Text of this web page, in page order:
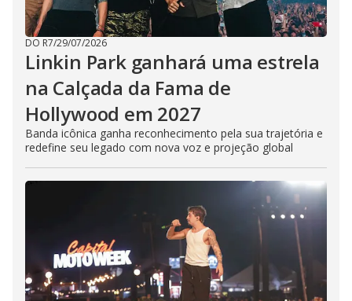
DO R7/29/07/2026
Linkin Park ganhará uma estrela
na Calçada da Fama de
Hollywood em 2027
Banda icônica ganha reconhecimento pela sua trajetória e
redefine seu legado com nova voz e projeção global